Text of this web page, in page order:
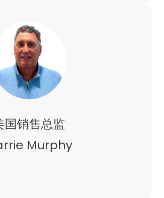
国销售总监
Murphy